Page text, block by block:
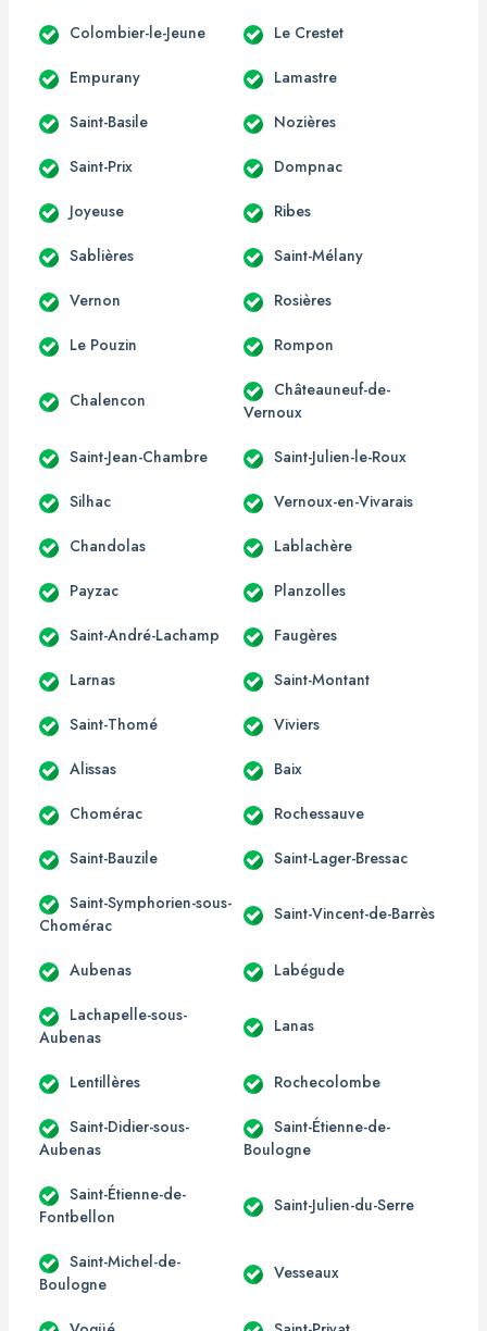
Colombier-le-Jeune Le Crestet
Empurany Lamastre
Saint-Basile Nozières
Saint-Prix Dompnac
Joyeuse Ribes
Sablières Saint-Mélany
Vernon Rosières
Le Pouzin Rompon
Chalencon
Châteauneuf-de-
Vernoux
Saint-Jean-Chambre Saint-Julien-le-Roux
Silhac Vernoux-en-Vivarais
Chandolas Lablachère
Payzac Planzolles
Saint-André-Lachamp Faugères
Larnas Saint-Montant
Saint-Thomé Viviers
Alissas Baix
Chomérac Rochessauve
Saint-Bauzile Saint-Lager-Bressac
Saint-Symphorien-sous-
Chomérac
Saint-Vincent-de-Barrès
Aubenas Labégude
Lachapelle-sous-
Aubenas
Lanas
Lentillères Rochecolombe
Saint-Didier-sous-
Aubenas
Saint-Étienne-de-
Boulogne
Saint-Étienne-de-
Fontbellon
Saint-Julien-du-Serre
Saint-Michel-de-
Boulogne
Vesseaux